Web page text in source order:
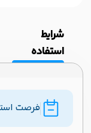
شرایط
استفاده
فرصت